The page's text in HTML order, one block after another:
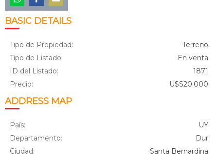
Share
on
Share
on
Share
on
BASIC DETAILS
Tipo de Propiedad:
Terreno
Tipo de Listado:
En venta
ID del Listado:
1871
Precio:
U$S20.000
ADDRESS MAP
País:
UY
Departamento:
Dur
Ciudad:
Santa Bernardina